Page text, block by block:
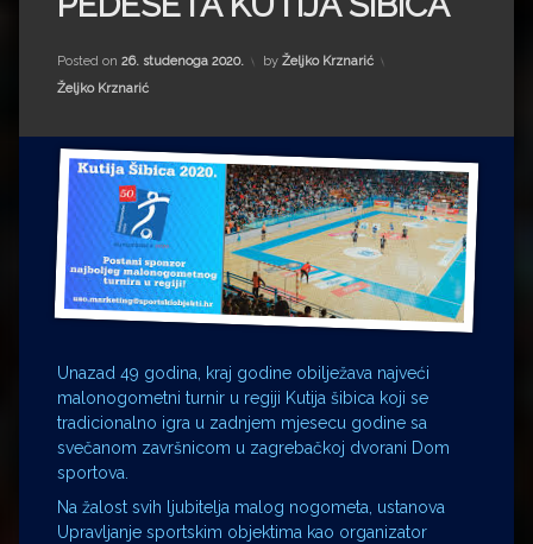
Impressum
Milenko Strižak
Drugi autori
Drugi autori
Ljiljana Lekanić-Kljaić
Željko Krznarić
Mario Lovreković
Posted on 26. studenoga 2020. by Željko Krznarić
Kategorije:
Željko Krznarić
Unazad 49 godina, kraj godine obilježava najveći
malonogometni turnir u regiji Kutija šibica koji se
tradicionalno igra u zadnjem mjesecu godine sa
svečanom završnicom u zagrebačkoj dvorani Dom
sportova.
Na žalost svih ljubitelja malog nogometa, ustanova
Upravljanje sportskim objektima kao organizator